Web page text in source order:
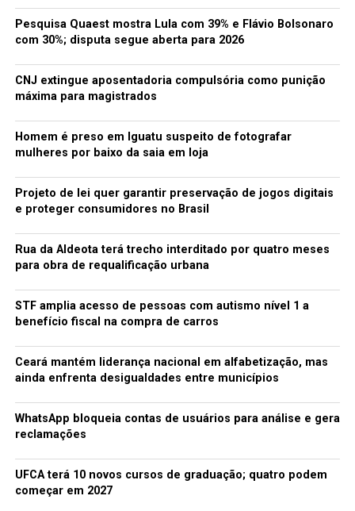
Pesquisa Quaest mostra Lula com 39% e Flávio Bolsonaro
com 30%; disputa segue aberta para 2026
CNJ extingue aposentadoria compulsória como punição
máxima para magistrados
Homem é preso em Iguatu suspeito de fotografar
mulheres por baixo da saia em loja
Projeto de lei quer garantir preservação de jogos digitais
e proteger consumidores no Brasil
Rua da Aldeota terá trecho interditado por quatro meses
para obra de requalificação urbana
STF amplia acesso de pessoas com autismo nível 1 a
benefício fiscal na compra de carros
Ceará mantém liderança nacional em alfabetização, mas
ainda enfrenta desigualdades entre municípios
WhatsApp bloqueia contas de usuários para análise e gera
reclamações
UFCA terá 10 novos cursos de graduação; quatro podem
começar em 2027